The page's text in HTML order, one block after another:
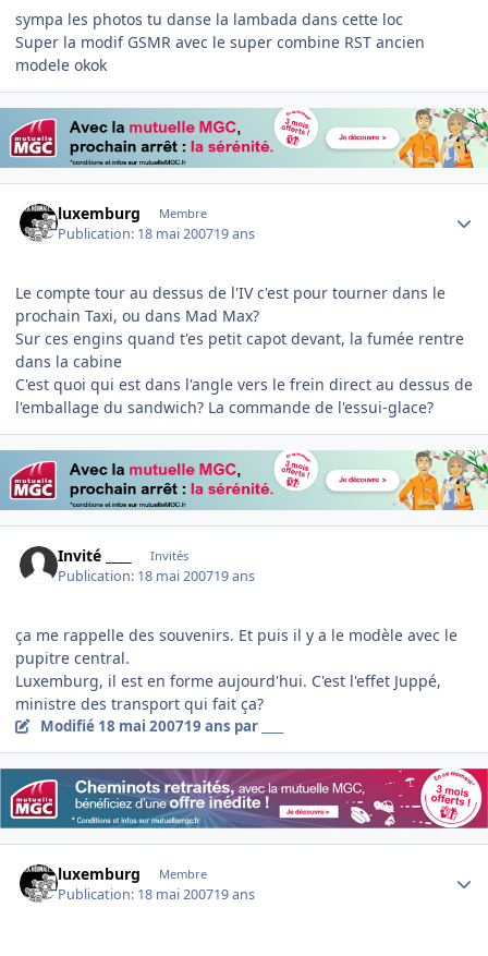
sympa les photos tu danse la lambada dans cette loc
Super la modif GSMR avec le super combine RST ancien
modele okok
luxemburg Membre
Publication: 18 mai 200719 ans
Le compte tour au dessus de l'IV c'est pour tourner dans le
prochain Taxi, ou dans Mad Max?
Sur ces engins quand t'es petit capot devant, la fumée rentre
dans la cabine
C'est quoi qui est dans l'angle vers le frein direct au dessus de
l'emballage du sandwich? La commande de l'essui-glace?
Invité ____ Invités
Publication: 18 mai 200719 ans
ça me rappelle des souvenirs. Et puis il y a le modèle avec le
pupitre central.
Luxemburg, il est en forme aujourd'hui. C'est l'effet Juppé,
ministre des transport qui fait ça?
Modifié 18 mai 200719 ans par ____
luxemburg Membre
Publication: 18 mai 200719 ans